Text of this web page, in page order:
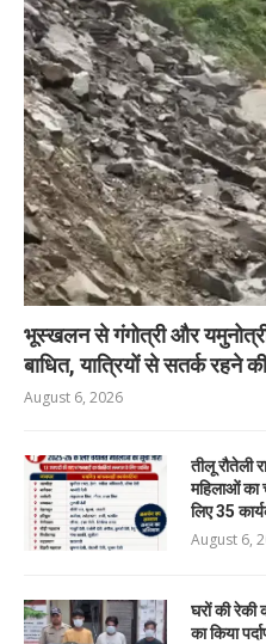
भूस्खलन से गंगोत्री और यमुनोत्री
बाधित, यात्रियों से सतर्क रहने
August 6, 2026
तीलू रौतेली
महिलाओं का
लिए 35
August 6,
घरों की रेकी
का किया